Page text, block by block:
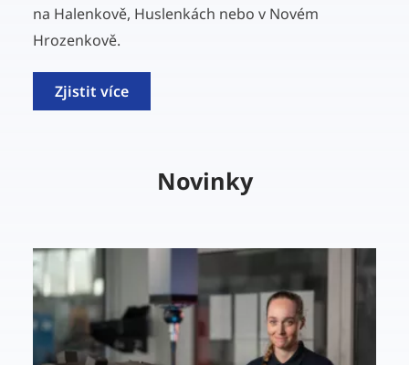
na Halenkově, Huslenkách nebo v Novém
Hrozenkově.
Zjistit více
Novinky